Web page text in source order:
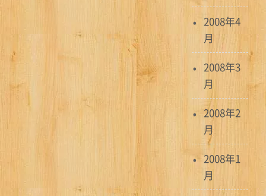
2008年4
月
2008年3
月
2008年2
月
2008年1
月